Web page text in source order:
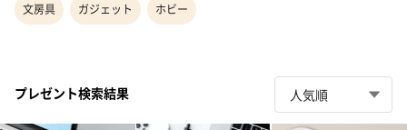
文房具 ガジェット ホビー
プレゼント検索結果